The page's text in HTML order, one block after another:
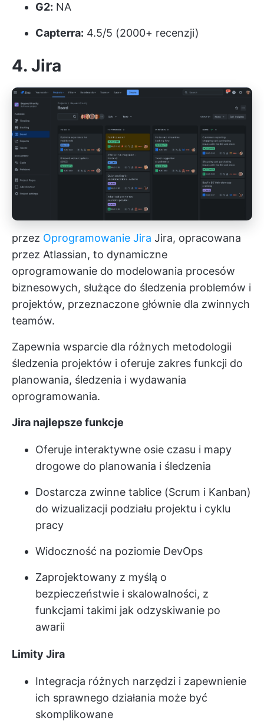
G2: NA
Capterra: 4.5/5 (2000+ recenzji)
4. Jira
przez Oprogramowanie Jira Jira, opracowana
przez Atlassian, to dynamiczne
oprogramowanie do modelowania procesów
biznesowych, służące do śledzenia problemów i
projektów, przeznaczone głównie dla zwinnych
teamów.
Zapewnia wsparcie dla różnych metodologii
śledzenia projektów i oferuje zakres funkcji do
planowania, śledzenia i wydawania
oprogramowania.
Jira najlepsze funkcje
Oferuje interaktywne osie czasu i mapy
drogowe do planowania i śledzenia
Dostarcza zwinne tablice (Scrum i Kanban)
do wizualizacji podziału projektu i cyklu
pracy
Widoczność na poziomie DevOps
Zaprojektowany z myślą o
bezpieczeństwie i skalowalności, z
funkcjami takimi jak odzyskiwanie po
awarii
Limity Jira
Integracja różnych narzędzi i zapewnienie
ich sprawnego działania może być
skomplikowane